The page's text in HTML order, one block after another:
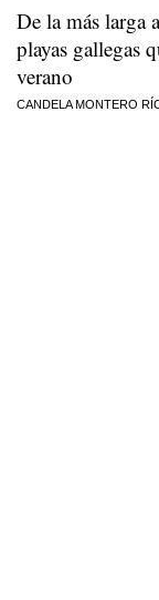
De la más larga
playas gallegas
verano
CANDELA MONTERO